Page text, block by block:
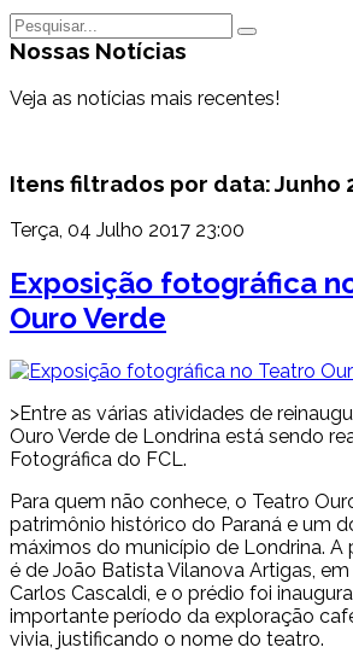
Nossas Notícias
Veja as notícias mais recentes!
Itens filtrados por data: Junho
Terça, 04 Julho 2017 23:00
Exposição fotográfica
Ouro Verde
>Entre as várias atividades de
Ouro Verde de Londrina está sendo
Fotográfica do FCL.
Para quem não conhece, o Teatro
patrimônio histórico do Paraná e um
máximos do município de Londrina. A
é de João Batista Vilanova Artigas,
Carlos Cascaldi, e o prédio foi
importante período da exploração
vivia, justificando o nome do teatro.